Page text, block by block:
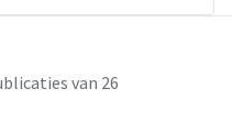
van 26